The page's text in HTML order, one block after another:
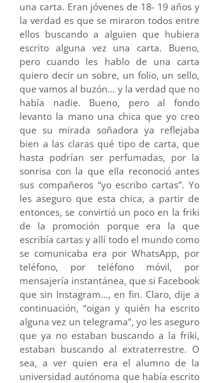
una carta. Eran jóvenes de 18- 19 años y
la verdad es que se miraron todos entre
ellos buscando a alguien que hubiera
escrito alguna vez una carta. Bueno,
pero cuando les hablo de una carta
quiero decir un sobre, un folio, un sello,
que vamos al buzón… y la verdad que no
había nadie. Bueno, pero al fondo
levanto la mano una chica que yo creo
que su mirada soñadora ya reflejaba
bien a las claras qué tipo de carta, que
hasta podrían ser perfumadas, por la
sonrisa con la que ella reconoció antes
sus compañeros “yo escribo cartas”. Yo
les aseguro que esta chica, a partir de
entonces, se convirtió un poco en la friki
de la promoción porque era la que
escribía cartas y allí todo el mundo como
se comunicaba era por WhatsApp, por
teléfono, por teléfono móvil, por
mensajería instantánea, que si Facebook
que sin Instagram…, en fin. Claro, dije a
continuación, “oigan y quién ha escrito
alguna vez un telegrama”, yo les aseguro
que ya no estaban buscando a la friki,
estaban buscando al extraterrestre. O
sea, a ver quien era el alumno de la
universidad autónoma que había escrito